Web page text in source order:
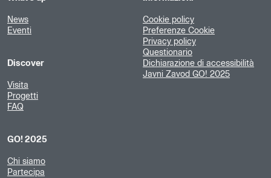
News
Eventi
Discover
Visita
Progetti
FAQ
GO! 2025
Chi siamo
Partecipa
Cookie policy
Preferenze Cookie
Privacy policy
Questionario
Dichiarazione di accessibilità
Javni Zavod GO! 2025